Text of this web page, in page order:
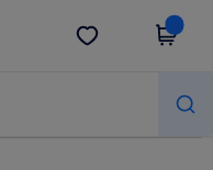
Obter app